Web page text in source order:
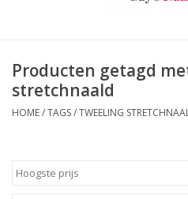
Paspoppen
Producten getagd
stretchnaald
HOME/TAGS/TWEELING